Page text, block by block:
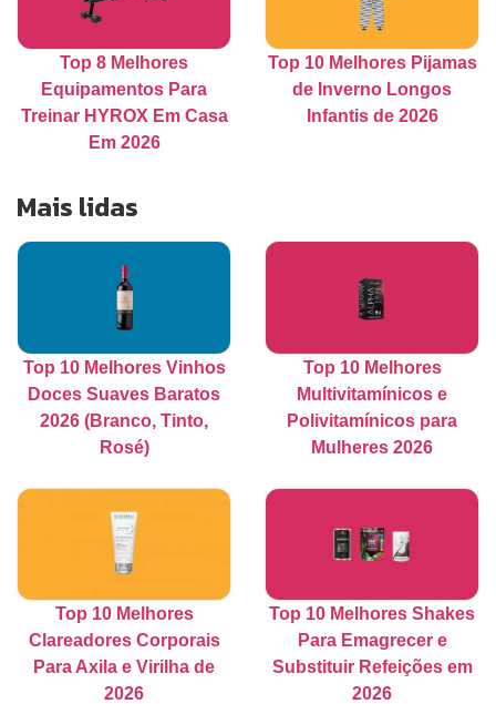
Top 8 Melhores
Equipamentos Para
Treinar HYROX Em Casa
Em 2026
Top 10 Melhores Pijamas
de Inverno Longos
Infantis de 2026
Mais lidas
Top 10 Melhores Vinhos
Doces Suaves Baratos
2026 (Branco, Tinto,
Rosé)
Top 10 Melhores
Multivitamínicos e
Polivitamínicos para
Mulheres 2026
Top 10 Melhores
Clareadores Corporais
Para Axila e Virilha de
2026
Top 10 Melhores Shakes
Para Emagrecer e
Substituir Refeições em
2026